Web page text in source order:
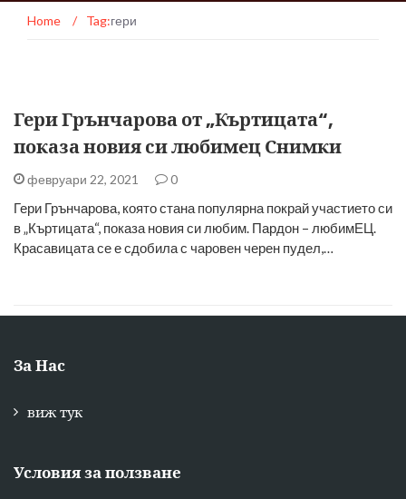
Home / Tag:гери
Гери Грънчарова от „Къртицата“,
показа новия си любимец Снимки
февруари 22, 2021 0
Гери Грънчарова, която стана популярна покрай участието си
в „Къртицата“, показа новия си любим. Пардон – любимЕЦ.
Красавицата се е сдобила с чаровен черен пудел,…
За Нас
виж тук
Условия за ползване